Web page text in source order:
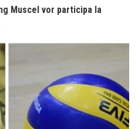
Muscel vor participa la